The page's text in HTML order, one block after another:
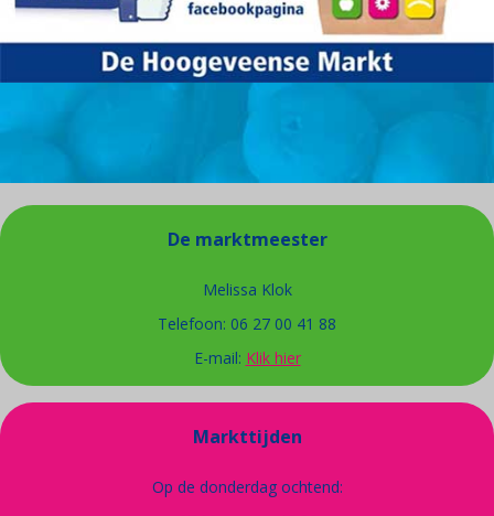
De marktmeester
Melissa Klok
Telefoon: 06 27 00 41 88
E-mail: Klik hier
Markttijden
Op de donderdag ochtend: